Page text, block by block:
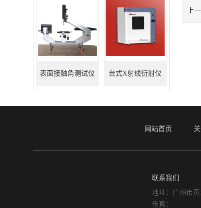
表面接触角测试仪 台式X射线衍射仪
上
网站首页
联系我们
地址：广州市
传真：